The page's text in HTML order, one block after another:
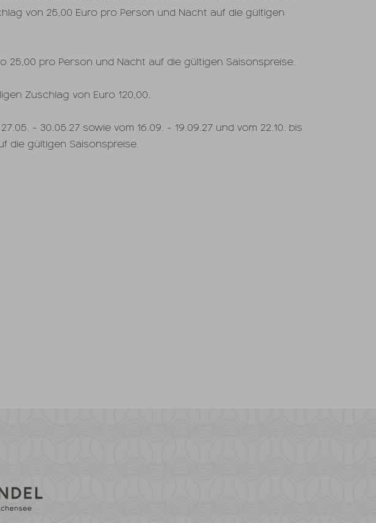
von 25,00 Euro pro Person und Nacht auf die gültigen
25,00 pro Person und Nacht auf die gültigen Saisonspreise.
Zuschlag von Euro 120,00.
- 30.05.27 sowie vom 16.09. - 19.09.27 und vom 22.10. bis
die gültigen Saisonspreise.